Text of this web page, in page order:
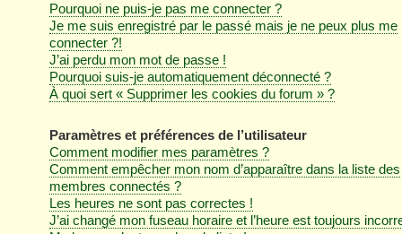
Pourquoi ne puis-je pas me connecter ?
Je me suis enregistré par le passé mais je ne peux plus me
connecter ?!
J’ai perdu mon mot de passe !
Pourquoi suis-je automatiquement déconnecté ?
À quoi sert « Supprimer les cookies du forum » ?
Paramètres et préférences de l’utilisateur
Comment modifier mes paramètres ?
Comment empêcher mon nom d’apparaître dans la liste des
membres connectés ?
Les heures ne sont pas correctes !
J’ai changé mon fuseau horaire et l’heure est toujours